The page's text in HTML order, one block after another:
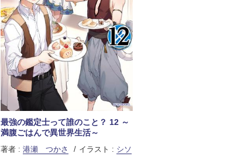
最強の鑑定士って誰のこと？ 12 ～
満腹ごはんで異世界生活～
著者 : 港瀬 つかさ イラスト : シソ